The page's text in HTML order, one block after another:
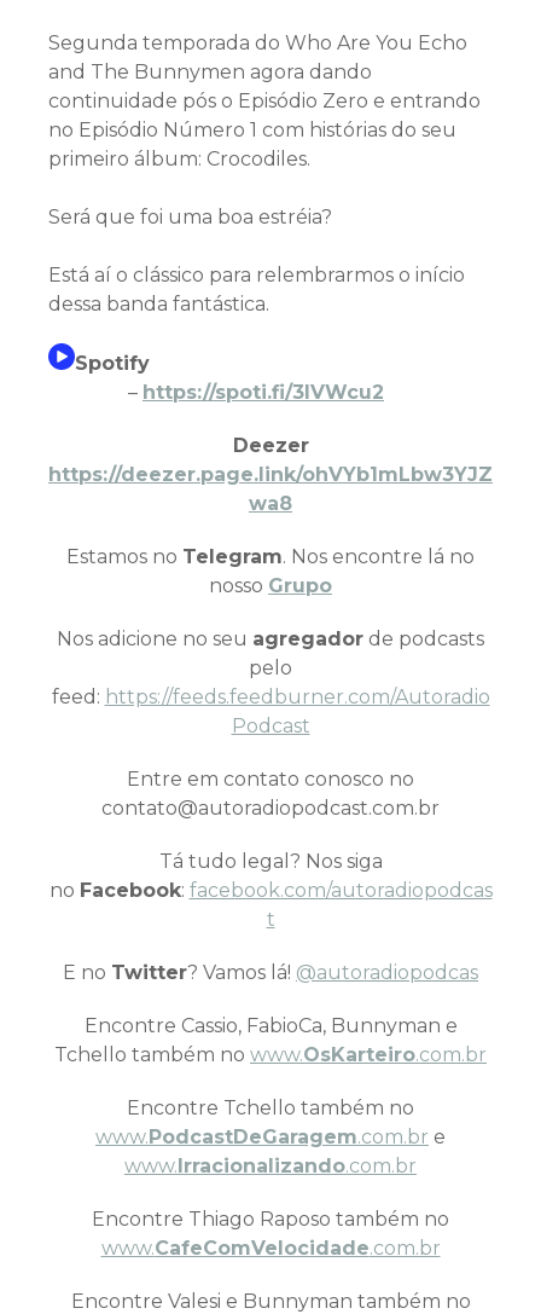
Segunda temporada do Who Are You Echo
and The Bunnymen agora dando
continuidade pós o Episódio Zero e entrando
no Episódio Número 1 com histórias do seu
primeiro álbum: Crocodiles.
Será que foi uma boa estréia?
Está aí o clássico para relembrarmos o início
dessa banda fantástica.
Spotify
– https://spoti.fi/3IVWcu2
Deezer
https://deezer.page.link/ohVYb1mLbw3YJZ
wa8
Estamos no Telegram. Nos encontre lá no
nosso Grupo
Nos adicione no seu agregador de podcasts
pelo
feed: https://feeds.feedburner.com/Autoradio
Podcast
Entre em contato conosco no
contato@autoradiopodcast.com.br
Tá tudo legal? Nos siga
no Facebook: facebook.com/autoradiopodcas
t
E no Twitter? Vamos lá! @autoradiopodcas
Encontre Cassio, FabioCa, Bunnyman e
Tchello também no www.OsKarteiro.com.br
Encontre Tchello também no
www.PodcastDeGaragem.com.br e
www.Irracionalizando.com.br
Encontre Thiago Raposo também no
www.CafeComVelocidade.com.br
Encontre Valesi e Bunnyman também no